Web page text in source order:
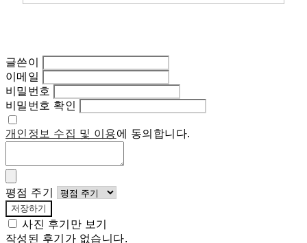
글쓴이
이메일
비밀번호
비밀번호 확인
개인정보 수집 및 이용에 동의합니다.
평점 주기
저장하기
사진 후기만 보기
작성된 후기가 없습니다.